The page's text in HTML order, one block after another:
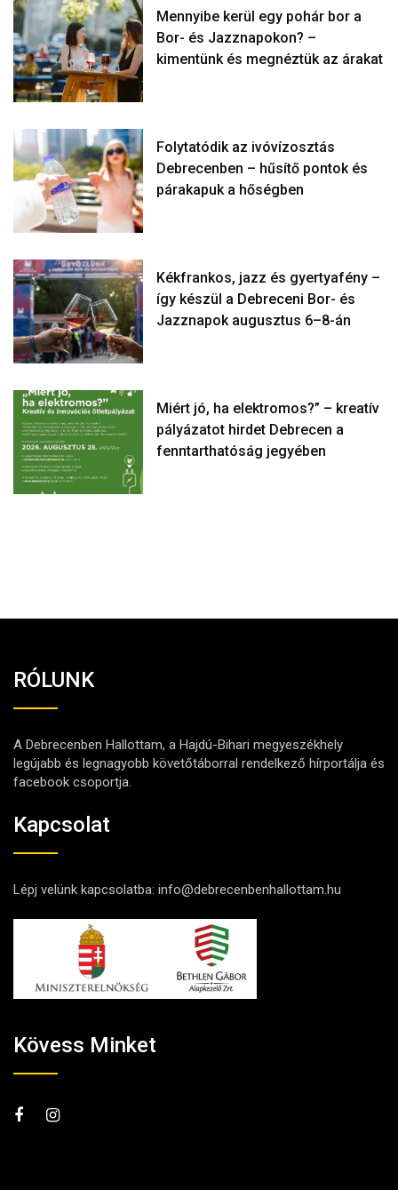
Mennyibe kerül egy pohár bor a
Bor- és Jazznapokon? –
kimentünk és megnéztük az árakat
Folytatódik az ivóvízosztás
Debrecenben – hűsítő pontok és
párakapuk a hőségben
Kékfrankos, jazz és gyertyafény –
így készül a Debreceni Bor- és
Jazznapok augusztus 6–8-án
Miért jó, ha elektromos?” – kreatív
pályázatot hirdet Debrecen a
fenntarthatóság jegyében
RÓLUNK
A Debrecenben Hallottam, a Hajdú-Bihari megyeszékhely
legújabb és legnagyobb követőtáborral rendelkező hírportálja és
facebook csoportja.
Kapcsolat
Lépj velünk kapcsolatba: info@debrecenbenhallottam.hu
Kövess Minket